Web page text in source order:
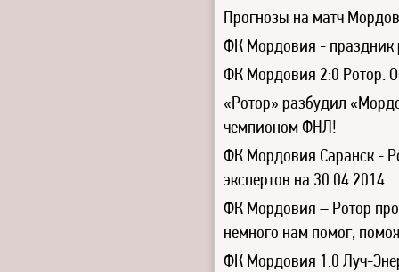
Прогнозы на матч
ФК Мордовия - праздник
ФК Мордовия 2:0 Ротор.
«Ротор» разбудил
чемпионом ФНЛ!
ФК Мордовия Саранск -
экспертов на 30.04.2014
ФК Мордовия – Ротор
немного нам помог,
ФК Мордовия 1:0 Луч-